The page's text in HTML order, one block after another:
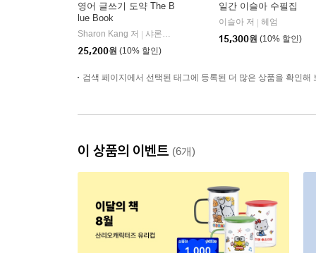
영어 글쓰기 도약 The B
lue Book
Sharon Kang 저
샤론샤인북스
25,200원 (10% 할인)
일간 이슬아 수필집
이슬아 저
헤엄
15,300원 (10% 할인)
검색 페이지에서 선택된 태그에 등록된 더 많은 상품을 확인해
이 상품의 이벤트 (6개)